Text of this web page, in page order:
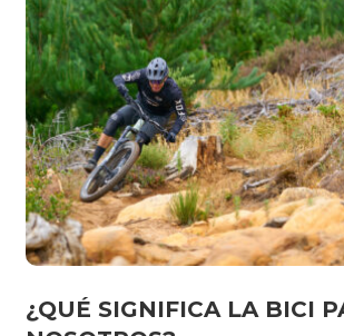
¿QUÉ SIGNIFICA LA BICI